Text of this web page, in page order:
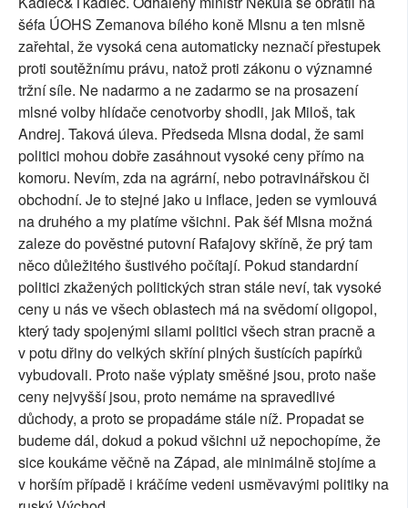
šéfa ÚOHS Zemanova bílého koně Mlsnu a ten mlsně
zařehtal, že vysoká cena automaticky neznačí přestupek
proti soutěžnímu právu, natož proti zákonu o významné
tržní síle. Ne nadarmo a ne zadarmo se na prosazení
mlsné volby hlídače cenotvorby shodli, jak Miloš, tak
Andrej. Taková úleva. Předseda Mlsna dodal, že sami
politici mohou dobře zasáhnout vysoké ceny přímo na
komoru. Nevím, zda na agrární, nebo potravinářskou či
obchodní. Je to stejné jako u inflace, jeden se vymlouvá
na druhého a my platíme všichni. Pak šéf Mlsna možná
zaleze do pověstné putovní Rafajovy skříně, že prý tam
něco důležitého šustivého počítají. Pokud standardní
politici zkažených politických stran stále neví, tak vysoké
ceny u nás ve všech oblastech má na svědomí oligopol,
který tady spojenými silami politici všech stran pracně a
v potu dřiny do velkých skříní plných šustících papírků
vybudovali. Proto naše výplaty směšné jsou, proto naše
ceny nejvyšší jsou, proto nemáme na spravedlivé
důchody, a proto se propadáme stále níž. Propadat se
budeme dál, dokud a pokud všichni už nepochopíme, že
sice koukáme věčně na Západ, ale minimálně stojíme a
v horším případě i kráčíme vedeni usměvavými politiky na